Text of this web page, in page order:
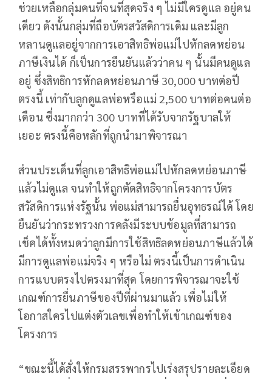
ช่วยเหลือกลุ่มคนที่จนที่สุดจริง ๆ ไม่มีใครดูแล อยู่คน
เดียว ดังนั้นกลุ่มที่ถือบัตรสวัสดิการเดิม และมีลูก
หลานดูแลอยู่จากการเอาสิทธิพ่อแม่ไปหักลดหย่อน
ภาษีเงินได้ ก็เป็นการยืนยันแล้วว่าคน ๆ นั้นมีคนดูแล
อยู่ ซึ่งสิทธิการหักลดหย่อนภาษี 30,000 บาทต่อปี
ตรงนี้ เท่ากับลูกดูแลพ่อหรือแม่ 2,500 บาทต่อคนต่อ
เดือน ซึ่งมากกว่า 300 บาทที่ได้รับจากรัฐบาลให้
เยอะ ตรงนี้คือหลักที่ถูกนำมาพิจารณา
ส่วนประเด็นที่ลูกเอาสิทธิพ่อแม่ไปหักลดหย่อนภาษี
แล้วไม่ดูแล จนทำให้ถูกตัดสิทธิจากโครงการบัตร
สวัสดิการแห่งรัฐนั้น พ่อแม่สามารถยื่นอุทธรณ์ได้ โดย
ยืนยันว่ากระทรวงการคลังมีระบบข้อมูลที่สามารถ
เช็คได้ทั้งหมดว่าลูกมีการใช้สิทธิลดหย่อนภาษีแล้วได้
มีการดูแลพ่อแม่จริง ๆ หรือไม่ ตรงนี้เป็นการดำเนิน
การแบบตรงไปตรงมาที่สุด โดยการพิจารณาจะใช้
เกณฑ์การยื่นภาษีของปีที่ผ่านมาแล้ว เพื่อไม่ให้
โอกาสใครไปแต่งตัวเลขเพื่อทำให้เข้าเกณฑ์ของ
โครงการ
“ขณะนี้ได้สั่งให้กรมสรรพากรไปเร่งสรุปรายละเอียด